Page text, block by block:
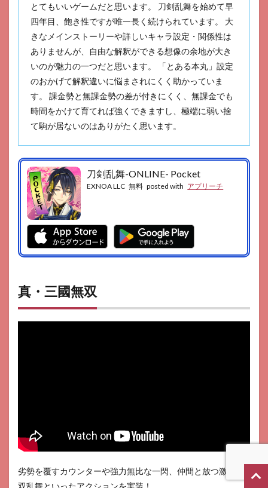
とてもいいゲームだと思います。 刀剣乱舞を始めて早
四年目、飽き性ですが唯一長く続けられています。 大
きなメインストーリーや詳しいキャラ設定・関係性は
ありませんが、自由な解釈ができる想像の余地が大き
いのが魅力の一つだと思います。 「とある本丸」設定
のおかげて解釈違いに悩まされにくく助かっていま
す。 課金勢と無課金勢の差が付きにくく、無課金でも
時間をかけて育てれば強くできますし、極端に弱い捨
て駒が居ないのはありがたく思います。
刀剣乱舞-ONLINE- Pocket
EXNOA LLC 無料 posted with アプリーチ
真・三國無双
劣勢を覆すカウンターや強力無比な一閃、仲間と放つ激・無